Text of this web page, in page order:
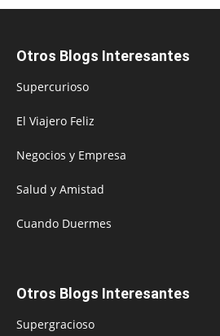
Otros Blogs Interesantes
Supercurioso
El Viajero Feliz
Negocios y Empresa
Salud y Amistad
Cuando Duermes
Otros Blogs Interesantes
Supergracioso